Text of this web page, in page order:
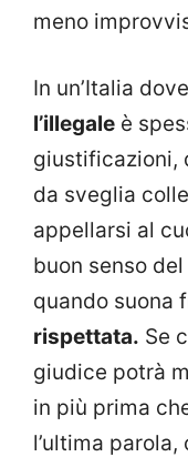
meno
In un’Italia
l’illegale è
giustificazioni,
da sveglia
appellarsi al
buon senso
quando suona
rispettata. Se
giudice potrà
in più prima
l’ultima